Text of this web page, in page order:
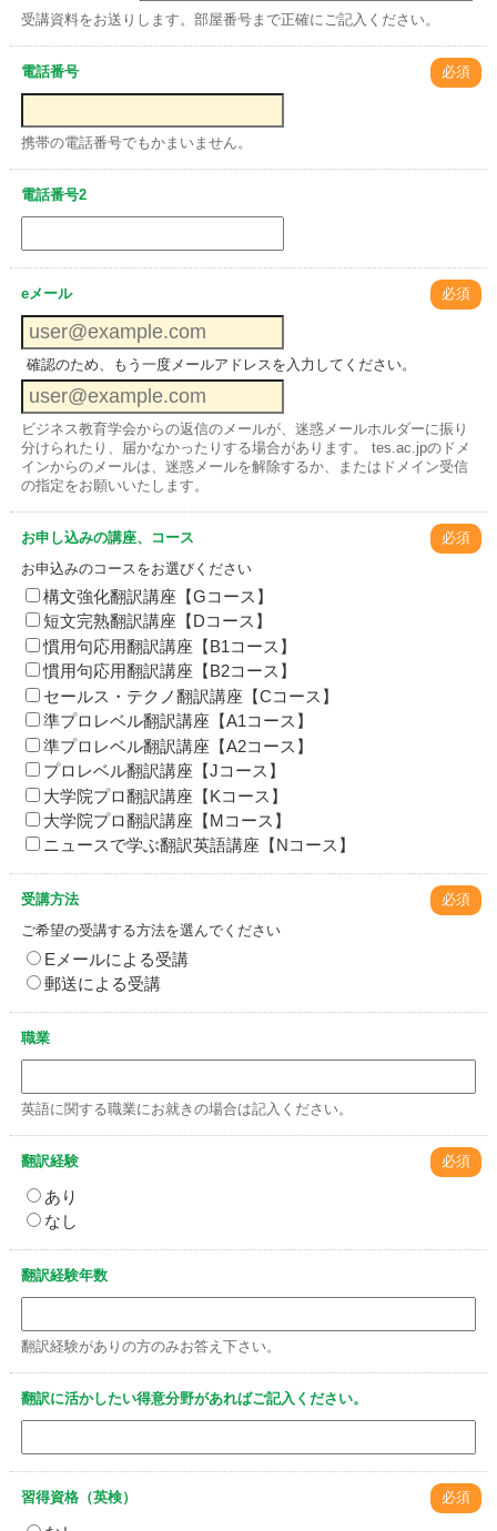
受講資料をお送りします。部屋番号まで正確にご記入ください。
電話番号 必須
携帯の電話番号でもかまいません。
電話番号2
eメール 必須
確認のため、もう一度メールアドレスを入力してください。
ビジネス教育学会からの返信のメールが、迷惑メールホルダーに振り
分けられたり、届かなかったりする場合があります。 tes.ac.jpのドメ
インからのメールは、迷惑メールを解除するか、またはドメイン受信
の指定をお願いいたします。
お申し込みの講座、コース
必須
お申込みのコースをお選びください
構文強化翻訳講座【Gコース】
短文完熟翻訳講座【Dコース】
慣用句応用翻訳講座【B1コース】
慣用句応用翻訳講座【B2コース】
セールス・テクノ翻訳講座【Cコース】
準プロレベル翻訳講座【A1コース】
準プロレベル翻訳講座【A2コース】
プロレベル翻訳講座【Jコース】
大学院プロ翻訳講座【Kコース】
大学院プロ翻訳講座【Mコース】
ニュースで学ぶ翻訳英語講座【Nコース】
受講方法
必須
ご希望の受講する方法を選んでください
Eメールによる受講
郵送による受講
職業
英語に関する職業にお就きの場合は記入ください。
翻訳経験 必須
あり
なし
翻訳経験年数
翻訳経験がありの方のみお答え下さい。
翻訳に活かしたい得意分野があればご記入ください。
習得資格（英検） 必須